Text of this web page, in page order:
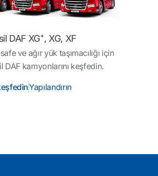
DAF XG⁺, XG, XF
ve ağır yük taşımacılığı için
DAF kamyonlarını keşfedin.
Yapılandırın